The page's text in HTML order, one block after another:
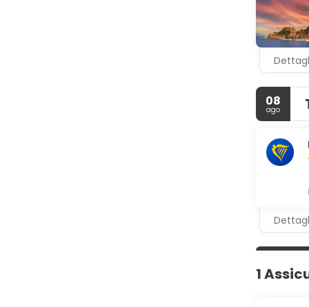
Potrai
reception.
08
ago
1